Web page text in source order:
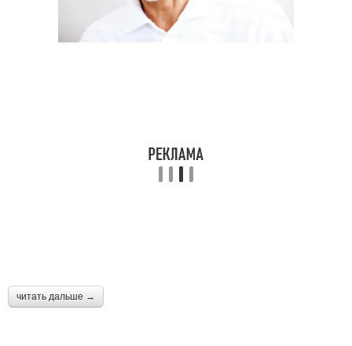
читать дальше →